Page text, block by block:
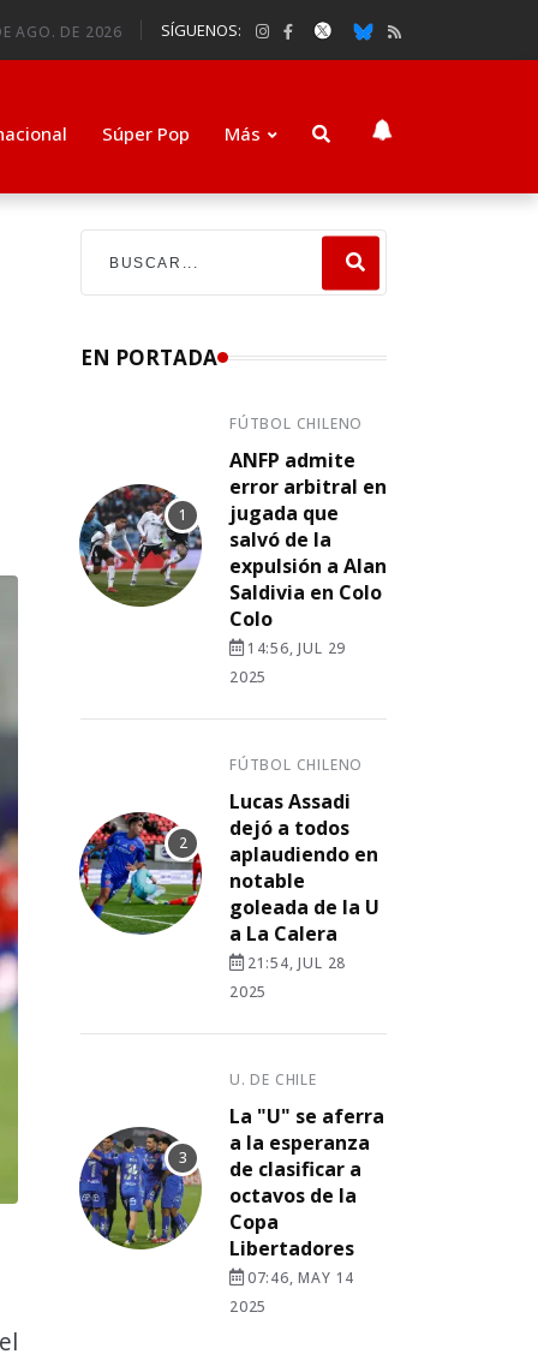
AGO. DE 2026 SÍGUENOS:
Súper Pop Más
EN PORTADA
FÚTBOL CHILENO
ANFP admite
error arbitral en
jugada que
salvó de la
expulsión a Alan
Saldivia en Colo
Colo
14:56, JUL 29
2025
FÚTBOL CHILENO
Lucas Assadi
dejó a todos
aplaudiendo en
notable
goleada de la U
a La Calera
21:54, JUL 28
2025
U. DE CHILE
La "U" se aferra
a la esperanza
de clasificar a
octavos de la
Copa
Libertadores
07:46, MAY 14
2025